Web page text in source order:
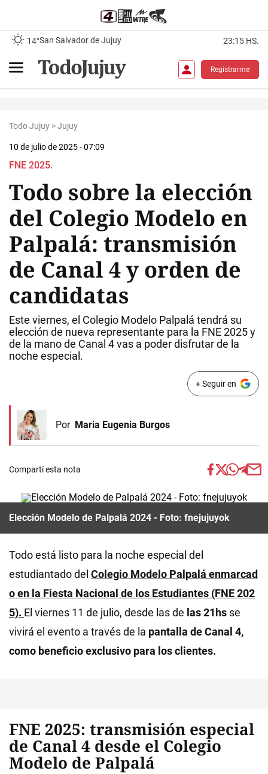
14°San Salvador de Jujuy 23:15 HS.
Registrarme
Todo Jujuy >Jujuy
10 de julio de 2025 - 07:09
FNE 2025.
Todo sobre la elección
del Colegio Modelo en
Palpalá: transmisión
de Canal 4 y orden de
candidatas
Este viernes, el Colegio Modelo Palpalá tendrá su
elección de nueva representante para la FNE 2025 y
de la mano de Canal 4 vas a poder disfrutar de la
noche especial.
+ Seguir en
Por Maria Eugenia Burgos
Compartí esta nota
Elección Modelo de Palpalá 2024 - Foto: fnejujuyok
Todo está listo para la noche especial del
estudiantado del Colegio Modelo Palpalá enmarcad
o en la Fiesta Nacional de los Estudiantes (FNE 202
5). El viernes 11 de julio, desde las de las 21hs se
vivirá el evento a través de la pantalla de Canal 4,
como beneficio exclusivo para los clientes.
FNE 2025: transmisión especial
de Canal 4 desde el Colegio
Modelo de Palpalá